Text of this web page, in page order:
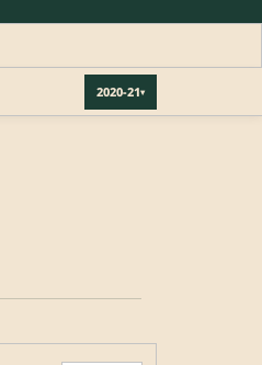
2020-21▾